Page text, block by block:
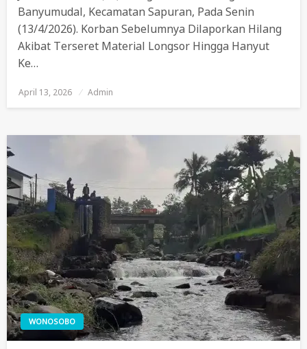
Banyumudal, Kecamatan Sapuran, Pada Senin
(13/4/2026). Korban Sebelumnya Dilaporkan Hilang
Akibat Terseret Material Longsor Hingga Hanyut
Ke…
Posted
On
April 13, 2026 Admin
WONOSOBO